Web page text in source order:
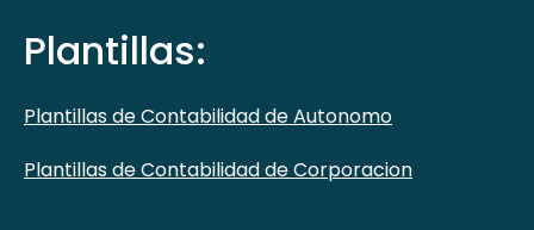
Plantillas:
Plantillas de Contabilidad de Autonomo
Plantillas de Contabilidad de Corporacion